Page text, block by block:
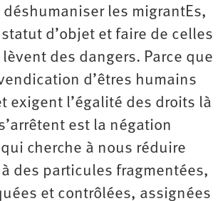
les migrantEs,
d’objet et faire de celles
des dangers. Parce que
d’êtres humains
exigent l’égalité des droits là
est la négation
cherche à nous réduire
des particules fragmentées,
et contrôlées, assignées